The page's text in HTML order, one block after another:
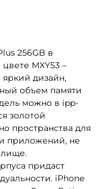
256GB в
MXY53 –
яркий дизайн,
объем памяти
можно в ipp-
золотой
пространства для
приложений, не
придаст
iPhone